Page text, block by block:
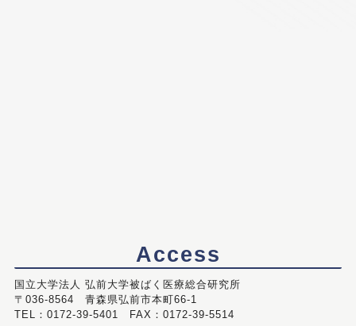
Access
国立大学法人 弘前大学被ばく医療総合研究所
〒036-8564 青森県弘前市本町66-1
TEL：0172-39-5401 FAX：0172-39-5514